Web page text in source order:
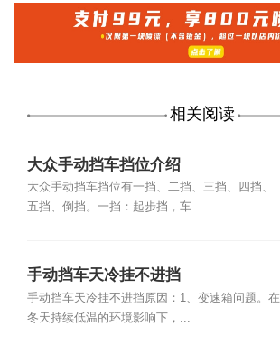
相关阅读
大众手动挡车挡位介绍
大众手动挡车挡位有一挡、二挡、三挡、四挡、
五挡、倒挡。一挡：起步挡，车...
手动挡车天冷挂不进挡
手动挡车天冷挂不进挡原因：1、变速箱问题。在
冬天持续低温的环境影响下，...